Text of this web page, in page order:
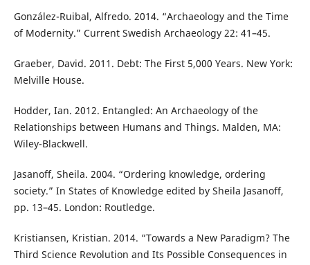
González-Ruibal, Alfredo. 2014. “Archaeology and the Time
of Modernity.” Current Swedish Archaeology 22: 41–45.
Graeber, David. 2011. Debt: The First 5,000 Years. New York:
Melville House.
Hodder, Ian. 2012. Entangled: An Archaeology of the
Relationships between Humans and Things. Malden, MA:
Wiley-Blackwell.
Jasanoff, Sheila. 2004. “Ordering knowledge, ordering
society.” In States of Knowledge edited by Sheila Jasanoff,
pp. 13–45. London: Routledge.
Kristiansen, Kristian. 2014. “Towards a New Paradigm? The
Third Science Revolution and Its Possible Consequences in